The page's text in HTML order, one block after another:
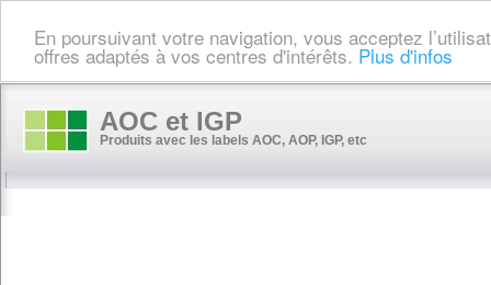
En poursuivant votre navigation, vous acceptez
offres adaptés à vos centres d'intérêts. Plus d'infos
AOC et IGP
Produits avec les labels AOC, AOP, IGP, etc